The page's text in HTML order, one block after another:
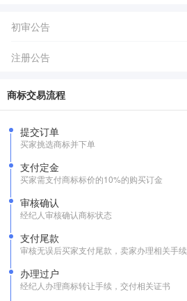
初审公告
注册公告
商标交易流程
提交订单
买家挑选商标并下单
支付定金
买家需支付商标标价的10%的购买订金
审核确认
经纪人审核确认商标状态
支付尾款
审核无误后买家支付尾款，卖家办理相关手续
办理过户
经纪人办理商标转让手续，交付相关证书